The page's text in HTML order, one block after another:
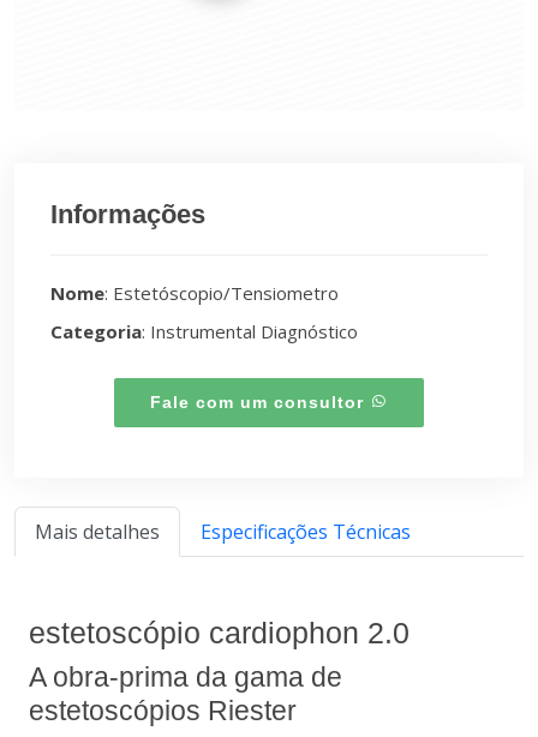
Informações
Nome: Estetóscopio/Tensiometro
Categoria: Instrumental Diagnóstico
Fale com um consultor
Mais detalhes Especificações Técnicas
estetoscópio cardiophon 2.0
A obra-prima da gama de
estetoscópios Riester